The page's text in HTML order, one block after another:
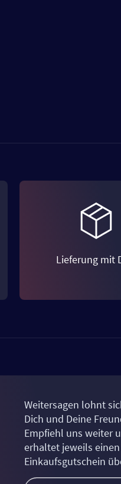
Lieferung mit
Weitersagen lohnt
Dich und Deine
Empfiehl uns weiter
erhaltet jeweils einen
Einkaufsgutschein